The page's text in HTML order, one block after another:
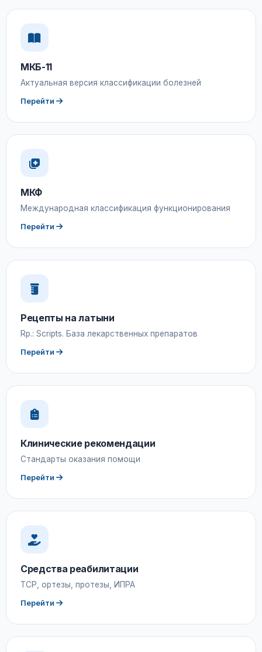
МКБ-11
Актуальная версия классификации болезней
Перейти
МКФ
Международная классификация функционирования
Перейти
Рецепты на латыни
Rp.: Scripts. База лекарственных препаратов
Перейти
Клинические рекомендации
Стандарты оказания помощи
Перейти
Средства реабилитации
ТСР, ортезы, протезы, ИПРА
Перейти